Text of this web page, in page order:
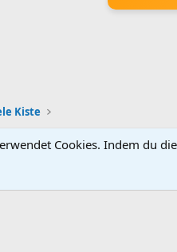
Kiste
Cookies. Indem du